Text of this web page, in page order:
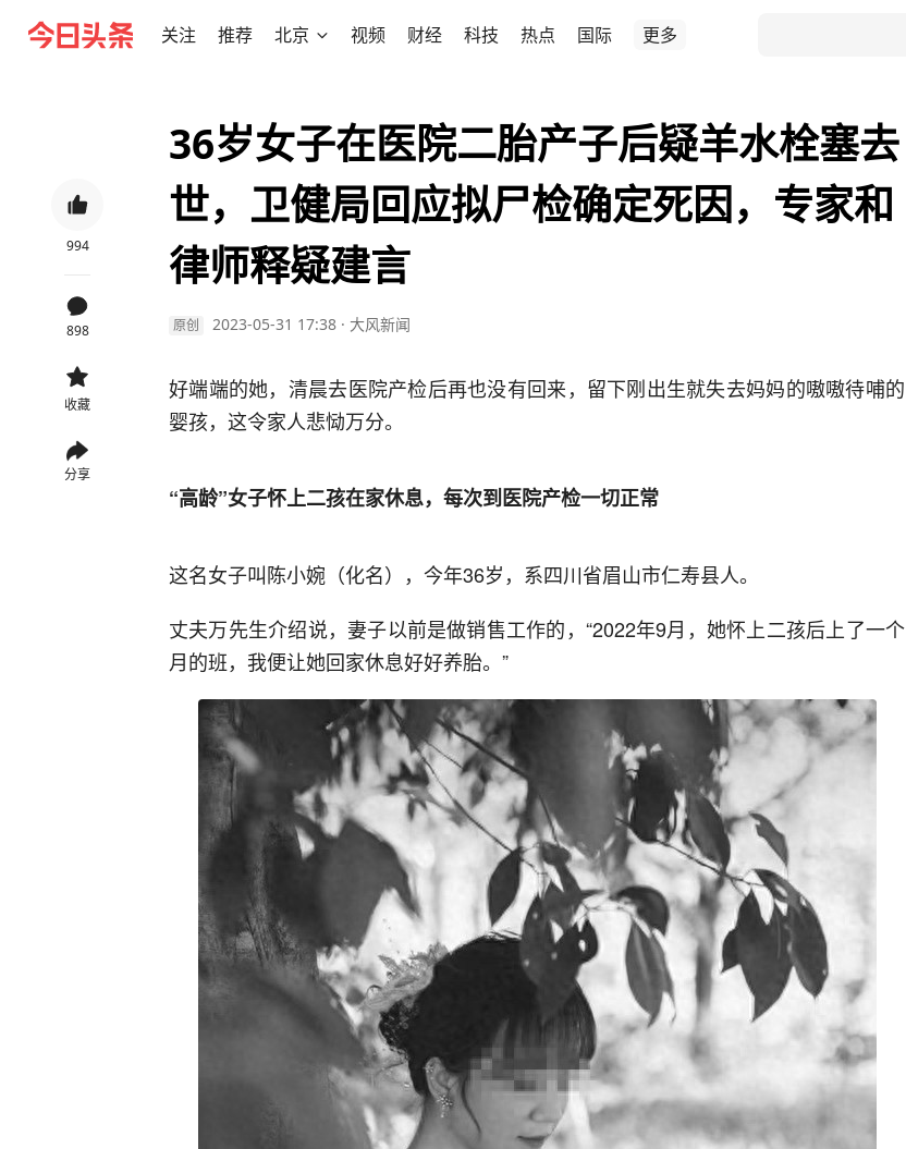
关注 推荐 北京 视频 财经 科技 热点 国际 更多
994
898
收藏
分享
36岁女子在医院二胎产子后疑羊水栓塞去
世，卫健局回应拟尸检确定死因，专家和
律师释疑建言
原创 2023-05-31 17:38 · 大风新闻
好端端的她，清晨去医院产检后再也没有回来，留下刚出生就失去妈妈的嗷嗷待哺的
婴孩，这令家人悲恸万分。
“高龄”女子怀上二孩在家休息，每次到医院产检一切正常
这名女子叫陈小婉（化名），今年36岁，系四川省眉山市仁寿县人。
丈夫万先生介绍说，妻子以前是做销售工作的，“2022年9月，她怀上二孩后上了一个
月的班，我便让她回家休息好好养胎。”